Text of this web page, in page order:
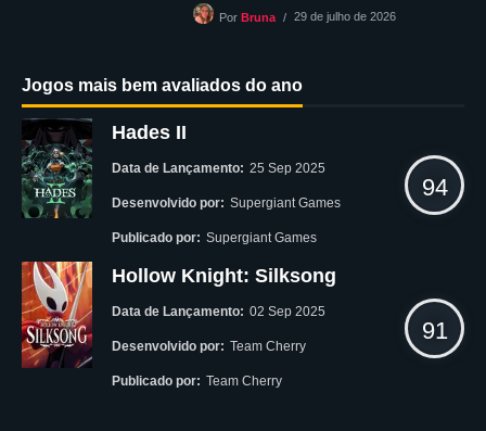
PorBruna 29 de julho de 2026
Jogos mais bem avaliados do ano
Hades II
Data de Lançamento: 25 Sep 2025
Desenvolvido por: Supergiant Games
Publicado por: Supergiant Games
94
Hollow Knight: Silksong
Data de Lançamento: 02 Sep 2025
Desenvolvido por: Team Cherry
Publicado por: Team Cherry
91